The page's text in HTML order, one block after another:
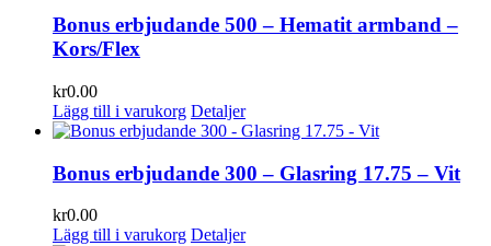
Bonus erbjudande 500 – Hematit armband –
Kors/Flex
kr0.00
Lägg till i varukorg Detaljer
Bonus erbjudande 300 – Glasring 17.75 – Vit
kr0.00
Lägg till i varukorg Detaljer